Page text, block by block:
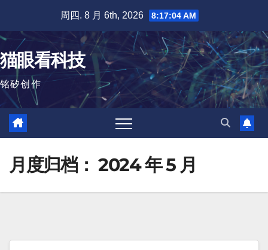
内
容
周四. 8 月 6th, 2026 8:17:05 AM
猫眼看科技
铭矽创作
月度归档： 2024 年 5 月